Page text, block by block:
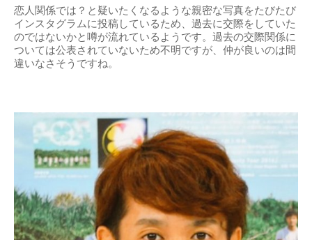
恋人関係では？と疑いたくなるような親密な写真をたびたび
インスタグラムに投稿しているため、過去に交際をしていた
のではないかと噂が流れているようです。過去の交際関係に
ついては公表されていないため不明ですが、仲が良いのは間
違いなさそうですね。